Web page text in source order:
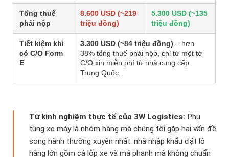
Tổng thuế
phải nộp
8.600 USD (~219
triệu đồng)
5.300 USD (~135
triệu đồng)
Tiết kiệm khi
có C/O Form
E
3.300 USD (~84 triệu đồng) – hơn
38% tổng thuế phải nộp, chỉ từ một tờ
C/O xin miễn phí từ nhà cung cấp
Trung Quốc.
Từ kinh nghiệm thực tế của 3W Logistics: Phụ
tùng xe máy là nhóm hàng mà chúng tôi gặp hai vấn đề
song hành thường xuyên nhất: nhà nhập khẩu đặt lô
hàng lớn gồm cả lốp xe và má phanh mà không chuẩn